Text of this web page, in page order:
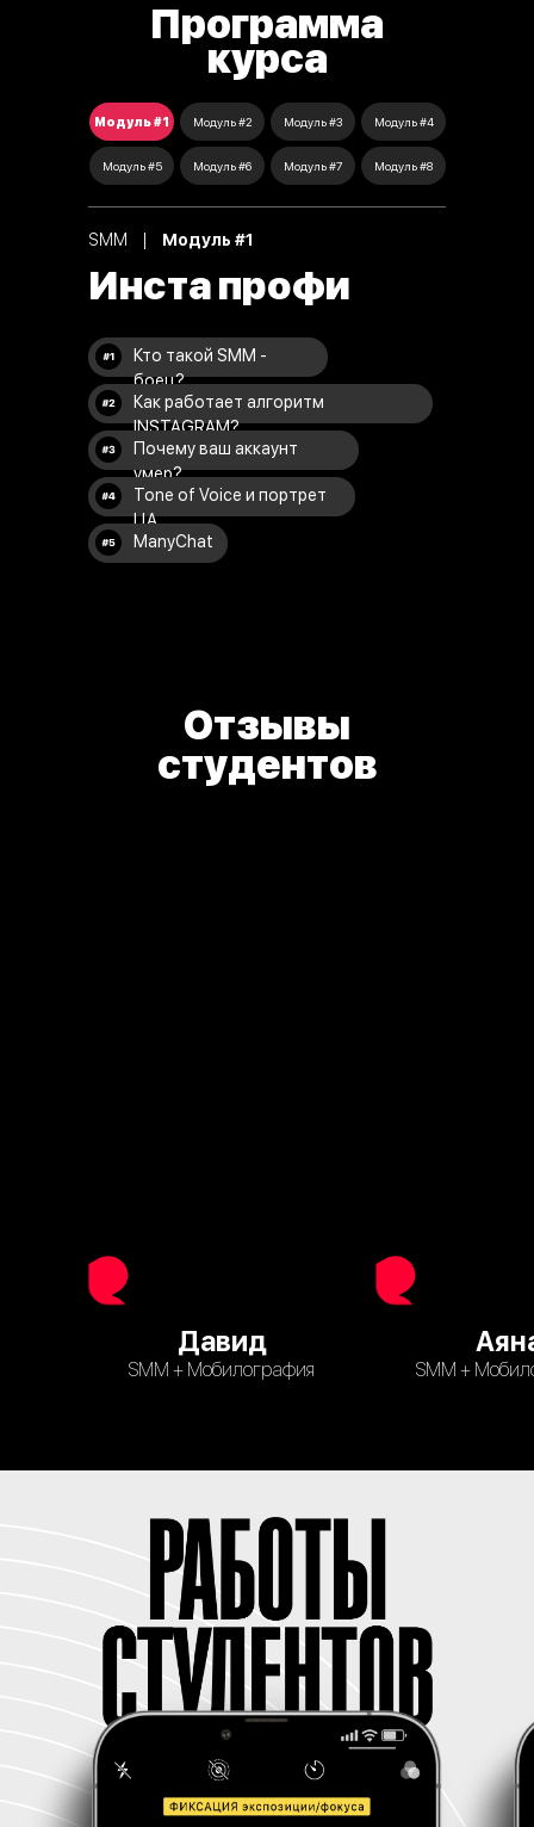
Программа
курса
Модуль #1 Модуль #2 Модуль #3 Модуль #4
Модуль #5 Модуль #6 Модуль #7 Модуль #8
Инста профи
SMM Модуль #1
Кто такой SMM -
боец?
Как работает алгоритм
INSTAGRAM?
Почему ваш аккаунт
умер?
Tone of Voice и портрет
ЦА
ManyChat
Отзывы
студентов
SMM +
Давид
SMM + Мобилография